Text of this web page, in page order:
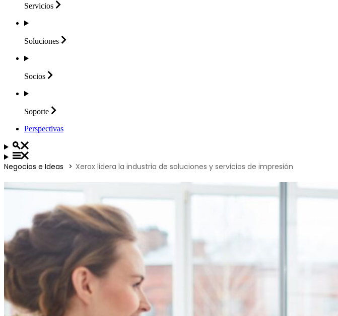
Servicios
Soluciones
Socios
Soporte
Perspectivas
Negocios e Ideas Xerox lidera la industria de soluciones y servicios de impresión